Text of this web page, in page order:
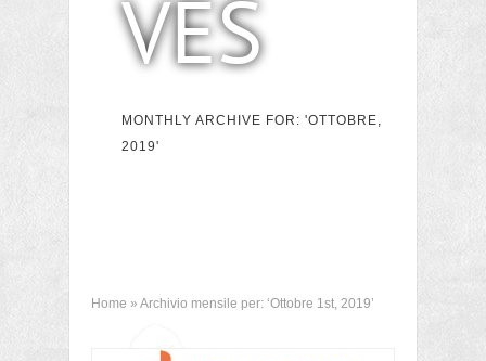
VES
MONTHLY ARCHIVE FOR: 'OTTOBRE,
2019'
Home » Archivio mensile per: ‘Ottobre 1st, 2019’